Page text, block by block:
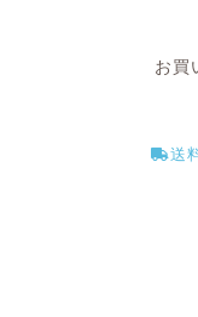
お買
送